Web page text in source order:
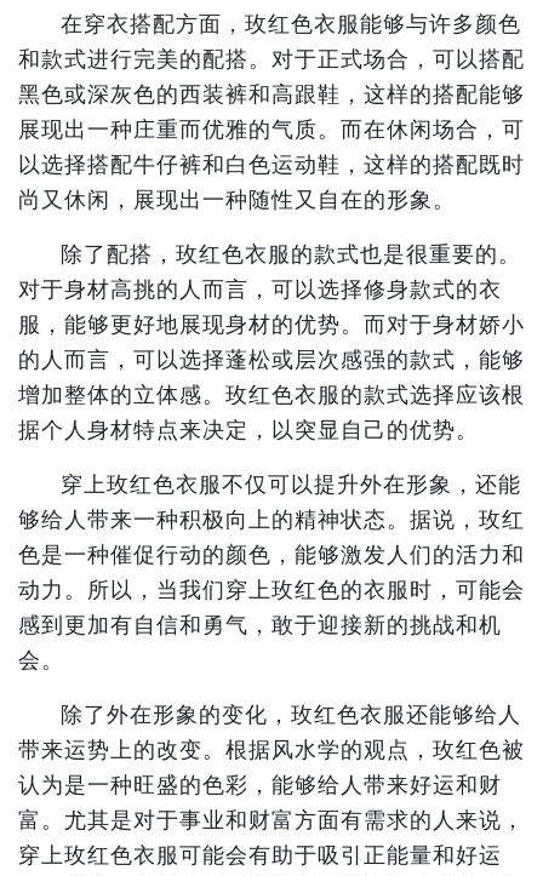
在穿衣搭配方面，玫红色衣服能够与许多颜色
和款式进行完美的配搭。对于正式场合，可以搭配
黑色或深灰色的西装裤和高跟鞋，这样的搭配能够
展现出一种庄重而优雅的气质。而在休闲场合，可
以选择搭配牛仔裤和白色运动鞋，这样的搭配既时
尚又休闲，展现出一种随性又自在的形象。
除了配搭，玫红色衣服的款式也是很重要的。
对于身材高挑的人而言，可以选择修身款式的衣
服，能够更好地展现身材的优势。而对于身材娇小
的人而言，可以选择蓬松或层次感强的款式，能够
增加整体的立体感。玫红色衣服的款式选择应该根
据个人身材特点来决定，以突显自己的优势。
穿上玫红色衣服不仅可以提升外在形象，还能
够给人带来一种积极向上的精神状态。据说，玫红
色是一种催促行动的颜色，能够激发人们的活力和
动力。所以，当我们穿上玫红色的衣服时，可能会
感到更加有自信和勇气，敢于迎接新的挑战和机
会。
除了外在形象的变化，玫红色衣服还能够给人
带来运势上的改变。根据风水学的观点，玫红色被
认为是一种旺盛的色彩，能够给人带来好运和财
富。尤其是对于事业和财富方面有需求的人来说，
穿上玫红色衣服可能会有助于吸引正能量和好运